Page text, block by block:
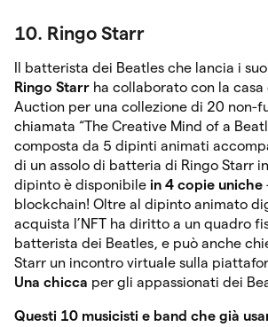
10. Ringo Starr
Il batterista dei Beatles che lancia i
Ringo Starr ha collaborato con la casa
Auction per una collezione di 20 non-
chiamata “The Creative Mind of a
composta da 5 dipinti animati
di un assolo di batteria di Ringo Starr
dipinto è disponibile in 4 copie uniche
blockchain! Oltre al dipinto animato
acquista l’NFT ha diritto a un quadro
batterista dei Beatles, e può anche
Starr un incontro virtuale sulla
Una chicca per gli appassionati dei
Questi 10 musicisti e band che già